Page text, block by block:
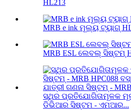
HL213
MRB e ink ମୂଲ୍ୟ ଟ୍ୟାଗ୍
MRB ESL ଲେବଲ୍ ସିଷ୍ଟମ୍
ସ୍ଥିର ପ୍ରତିଯୋଗିତାମୂଳକ
ଡିଭିଆର ସିଷ୍ଟମ - ଏମଆର...